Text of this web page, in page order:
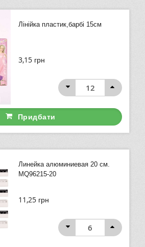
Лінійка пластик,барбі 15см
3,15 грн
Придбати
Линейка алюминиевая 20 см.
MQ96215-20
11,25 грн